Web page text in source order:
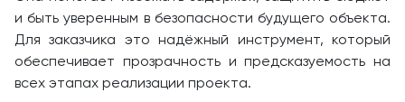
и быть уверенным в безопасности будущего объекта.
Для заказчика это надёжный инструмент, который
обеспечивает прозрачность и предсказуемость на
всех этапах реализации проекта.